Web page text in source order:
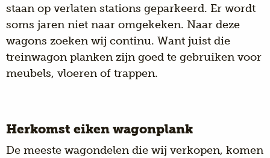
staan op verlaten stations geparkeerd. Er wordt
soms jaren niet naar omgekeken. Naar deze
wagons zoeken wij continu. Want juist die
treinwagon planken zijn goed te gebruiken voor
meubels, vloeren of trappen.
Herkomst eiken wagonplank
De meeste wagondelen die wij verkopen, komen